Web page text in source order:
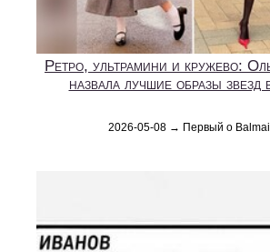
Ретро, ультрамини и кружево:
назвала лучшие образы звезд
2026-05-08 → Первый о